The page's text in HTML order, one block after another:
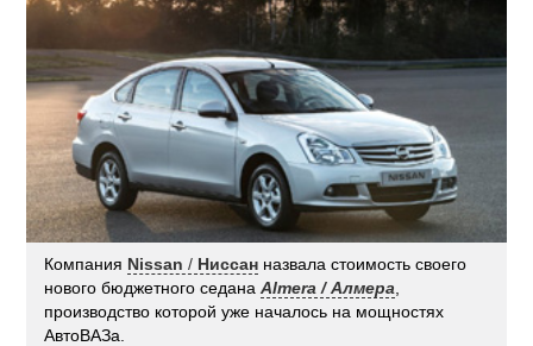
Компания Nissan / Ниссан назвала стоимость своего
нового бюджетного седанаAlmera / Алмера
производство которой уже началось на мощностях
АвтоВАЗа.